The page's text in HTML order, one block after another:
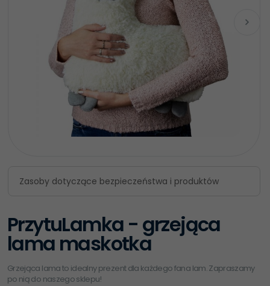
PrzytuLamka - grzejąca
lama maskotka
Grzejąca lama to idealny prezent dla każdego fana lam. Zapraszamy
po nią do naszego sklepu!
Zasoby dotyczące bezpieczeństwa i produktów